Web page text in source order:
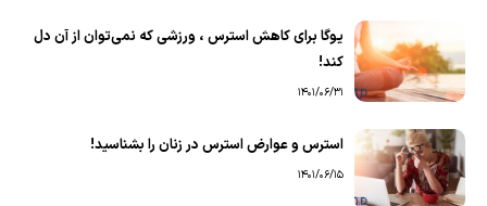
یوگا برای کاهش استرس ، ورزشی که نمی‌توان از آن دل
کند!
1401/06/31
استرس و عوارض استرس در زنان را بشناسید!
1401/06/15